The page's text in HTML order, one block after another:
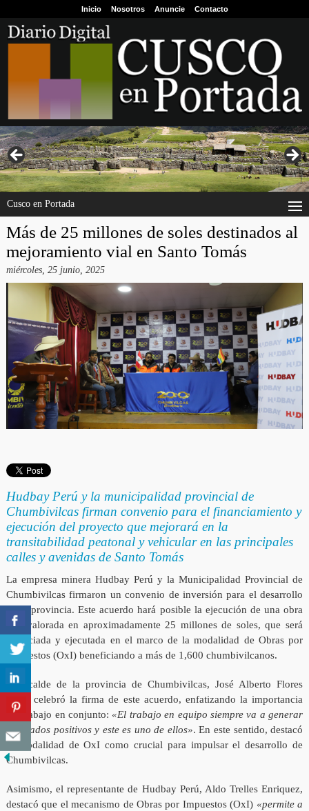
Inicio Nosotros Anuncie Contacto
Cusco en Portada
Más de 25 millones de soles destinados al
mejoramiento vial en Santo Tomás
miércoles, 25 junio, 2025
Hudbay Perú y la municipalidad provincial de
Chumbivilcas firman convenio para el financiamiento y
ejecución del proyecto que mejorará en la
transitabilidad peatonal y vehicular en las principales
calles y avenidas de Santo Tomás
La empresa minera Hudbay Perú y la Municipalidad Provincial de
Chumbivilcas firmaron un convenio de inversión para el desarrollo
de la provincia. Este acuerdo hará posible la ejecución de una obra
vial valorada en aproximadamente 25 millones de soles, que será
financiada y ejecutada en el marco de la modalidad de Obras por
Impuestos (OxI) beneficiando a más de 1,600 chumbivilcanos.
El alcalde de la provincia de Chumbivilcas, José Alberto Flores
Cruz, celebró la firma de este acuerdo, enfatizando la importancia
del trabajo en conjunto: «El trabajo en equipo siempre va a generar
resultados positivos y este es uno de ellos». En este sentido, destacó
la modalidad de OxI como crucial para impulsar el desarrollo de
Chumbivilcas.
Asimismo, el representante de Hudbay Perú, Aldo Trelles Enriquez,
destacó que el mecanismo de Obras por Impuestos (OxI) «permite a